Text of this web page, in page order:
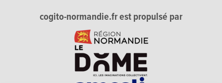
cogito-normandie.fr est propulsé par